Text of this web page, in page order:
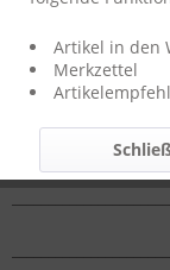
Fax 0 95 63 / 7 26
Mobil 01 71 / 4 83
E-Mail:
Vertrag über den
Artikel in den
Merkzettel